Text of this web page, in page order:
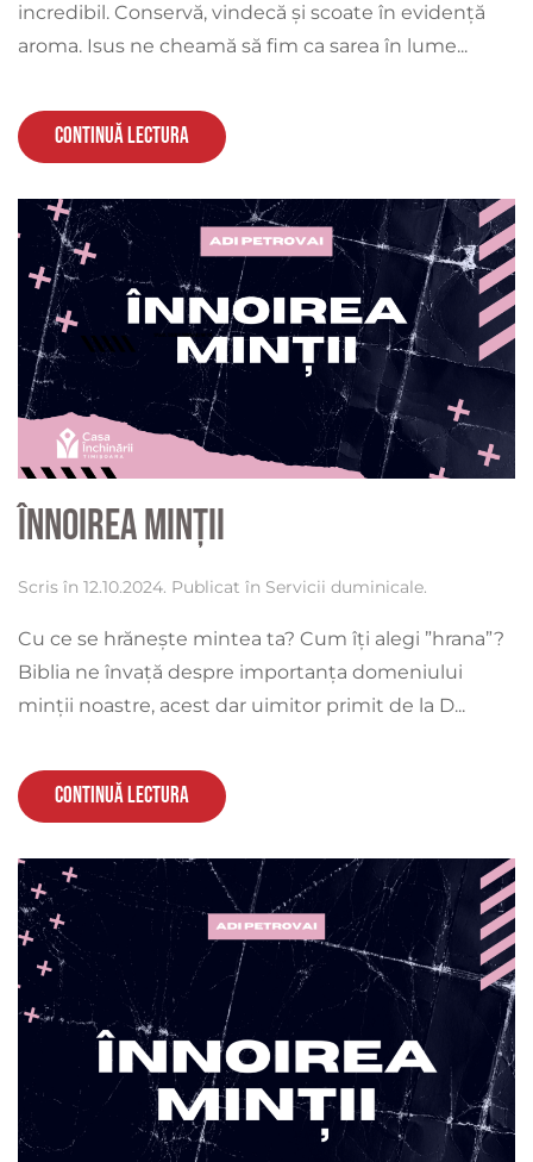
incredibil. Conservă, vindecă și scoate în evidență
aroma. Isus ne cheamă să fim ca sarea în lume...
Continuă lectura
Înnoirea minții
Scris în 12.10.2024. Publicat în Servicii duminicale.
Cu ce se hrănește mintea ta? Cum îți alegi ”hrana”?
Biblia ne învață despre importanța domeniului
minții noastre, acest dar uimitor primit de la D...
Continuă lectura